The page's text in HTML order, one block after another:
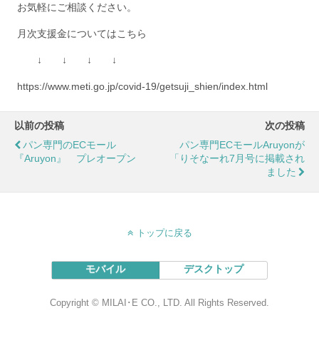
お気軽にご相談ください。
月次支援金についてはこちら
↓ ↓ ↓ ↓
https://www.meti.go.jp/covid-19/getsuji_shien/index.html
以前の投稿
パン専門のECモール
『Aruyon』 プレオープン
次の投稿
パン専門ECモールAruyonが
「りそなーれ7月号に掲載され
ました
トップに戻る
モバイル デスクトップ
Copyright © MILAI･E CO., LTD. All Rights Reserved.